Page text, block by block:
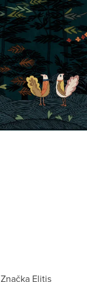
Značka Elitis